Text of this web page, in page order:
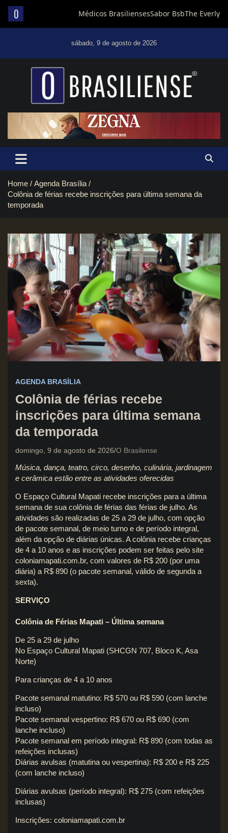
sábado, 9 de agosto de 2026
Um diário de notícias que trabalha por Brasília
Home
Agenda Brasília
Colônia de férias recebe inscrições para última semana da
temporada
AGENDA BRASÍLIA
Colônia de férias recebe
inscrições para última semana
da temporada
domingo, 9 de agosto de 2026 O Brasilense
Música, dança, teatro, circo, desenho, culinária, jardinagem
e cerâmica estão entre as atividades oferecidas
O Espaço Cultural Mapati recebe inscrições para a última
semana de sua colônia de férias das férias de julho. As
atividades são realizadas de 25 a 29 de julho, com opção
de pacote semanal, de meio turno e de período integral,
além da opção de diárias únicas. A colônia recebe crianças
de 4 a 10 anos e as inscrições podem ser feitas pelo site
coloniamapati.com.br, com valores de R$ 200 (por uma
diária) a R$ 890 (o pacote semanal, válido de segunda a
sexta).
SERVIÇO
Colônia de Férias Mapati – Última semana
De 25 a 29 de julho
No Espaço Cultural Mapati (SHCGN 707, Bloco K, Asa
Norte)
Para crianças de 4 a 10 anos
Pacote semanal matutino: R$ 570 ou R$ 590 (com lanche
incluso)
Pacote semanal vespertino: R$ 670 ou R$ 690 (com
lanche incluso)
Pacote semanal em período integral: R$ 890 (com todas as
refeições inclusas)
Diárias avulsas (matutina ou vespertina): R$ 200 e R$ 225
(com lanche incluso)
Diárias avulsas (período integral): R$ 275 (com refeições
inclusas)
Inscrições: coloniamapati.com.br